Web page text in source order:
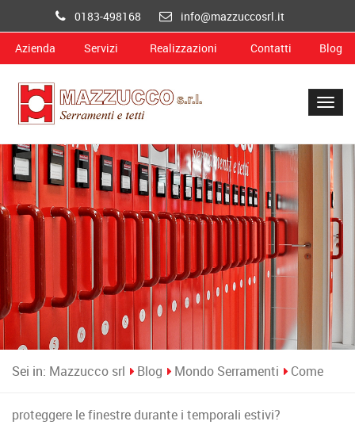
0183-498168 info@mazzuccosrl.it
Azienda Servizi Realizzazioni Contatti Blog
Sei in: Mazzucco srl Blog Mondo Serramenti Come
proteggere le finestre durante i temporali estivi?